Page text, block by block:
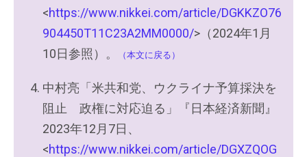
<https://www.nikkei.com/article/DGKKZO76
904450T11C23A2MM0000/>（2024年1月
10日参照）。
（本文に戻る）
中村亮「米共和党、ウクライナ予算採決を
阻止 政権に対応迫る」『日本経済新聞』
2023年12月7日、
<https://www.nikkei.com/article/DGXZQOG